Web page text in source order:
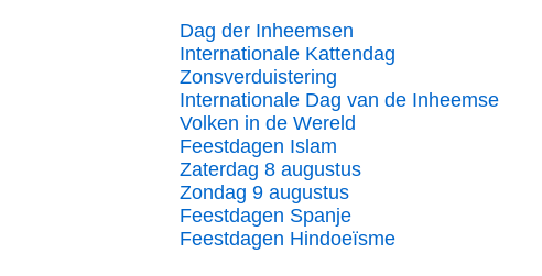
Dag der Inheemsen
Internationale Kattendag
Zonsverduistering
Internationale Dag van de Inheemse
Volken in de Wereld
Feestdagen Islam
Zaterdag 8 augustus
Zondag 9 augustus
Feestdagen Spanje
Feestdagen Hindoeïsme